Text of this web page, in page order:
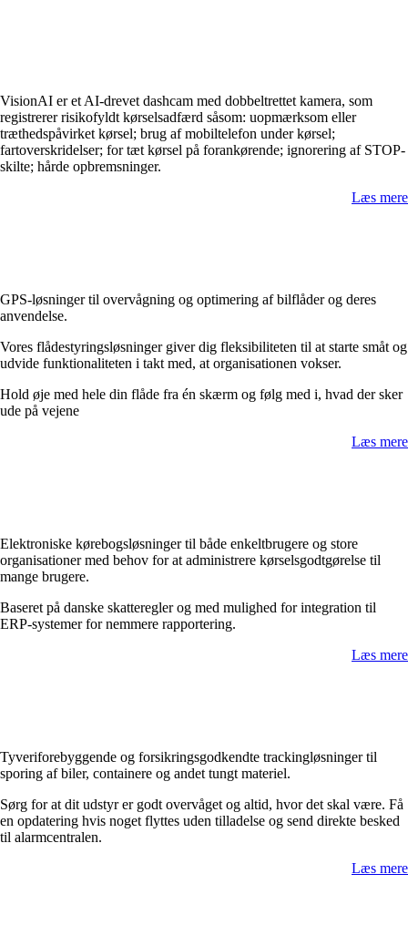
VisionAI er et AI-drevet dashcam med dobbeltrettet kamera, som
registrerer risikofyldt kørselsadfærd såsom: uopmærksom eller
træthedspåvirket kørsel; brug af mobiltelefon under kørsel;
fartoverskridelser; for tæt kørsel på forankørende; ignorering af STOP-
skilte; hårde opbremsninger.
Læs mere
GPS-løsninger til overvågning og optimering af bilflåder og deres
anvendelse.
Vores flådestyringsløsninger giver dig fleksibiliteten til at starte småt og
udvide funktionaliteten i takt med, at organisationen vokser.
Hold øje med hele din flåde fra én skærm og følg med i, hvad der sker
ude på vejene
Læs mere
Elektroniske kørebogsløsninger til både enkeltbrugere og store
organisationer med behov for at administrere kørselsgodtgørelse til
mange brugere.
Baseret på danske skatteregler og med mulighed for integration til
ERP-systemer for nemmere rapportering.
Læs mere
Tyveriforebyggende og forsikringsgodkendte trackingløsninger til
sporing af biler, containere og andet tungt materiel.
Sørg for at dit udstyr er godt overvåget og altid, hvor det skal være. Få
en opdatering hvis noget flyttes uden tilladelse og send direkte besked
til alarmcentralen.
Læs mere